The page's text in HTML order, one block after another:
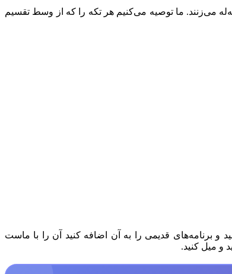
می‌زنند. ما توصیه می‌کنیم هر تکه را که از وسط تقسیم
و برنامه‌های قدیمی را به آن اضافه کنید آن را با ماست
و میل کنید.